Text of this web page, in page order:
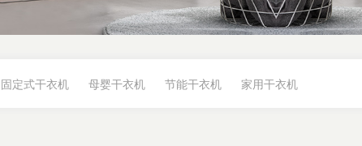
固定式干衣机 母婴干衣机 节能干衣机 家用干衣机